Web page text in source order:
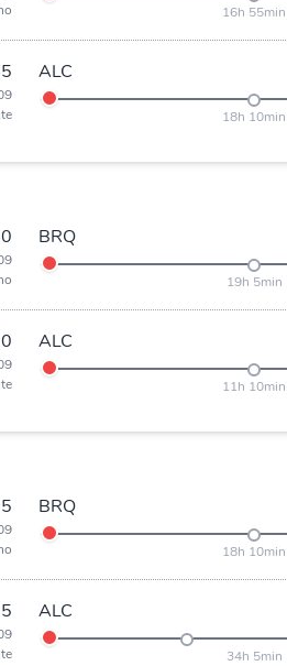
16h 55min
ALC
18h 10min
BRQ
19h 5min
ALC
11h 10min
BRQ
18h 10min
ALC
34h 5min